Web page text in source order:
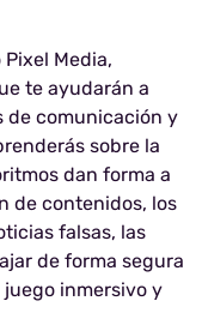
Media,
te ayudarán a
de comunicación y
sobre la
dan forma a
de contenidos, los
falsas, las
de forma segura
inmersivo y